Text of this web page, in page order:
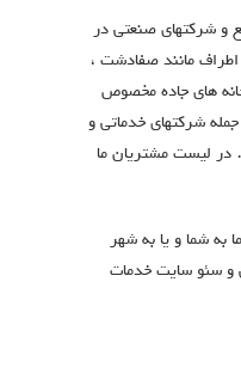
و شرکتهای صنعتی در
مانند صفادشت ،
های جاده مخصوص
شرکتهای خدماتی و
در لیست مشتریان ما
به شما و یا به شهر
و سئو سایت خدمات